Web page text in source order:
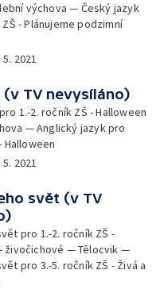
výchova — Český jazyk
- Plánujeme podzimní
5. 2021
TV nevysíláno)
1.-2. ročník ZŠ - Halloween
— Anglický jazyk pro
Halloween
5. 2021
svět (v TV
pro 1.-2. ročník ZŠ -
živočichové — Tělocvik —
pro 3.-5. ročník ZŠ - Živá a